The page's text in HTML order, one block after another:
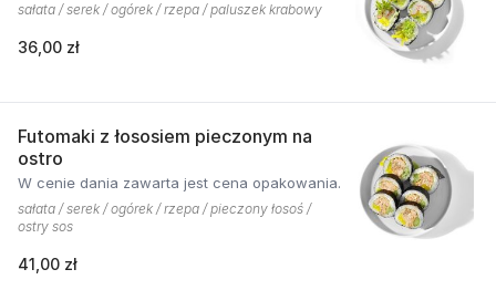
sałata / serek / ogórek / rzepa / paluszek krabowy
36,00 zł
Futomaki z łososiem pieczonym na
ostro
W cenie dania zawarta jest cena opakowania.
sałata / serek / ogórek / rzepa / pieczony łosoś /
ostry sos
41,00 zł